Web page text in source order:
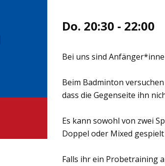
Do. 20:30 - 22:00
Bei uns sind
Beim Badminton
dass die Gegenseite ihn
Es kann sowohl von zwei
Doppel oder Mixed
Falls ihr ein Probetraining